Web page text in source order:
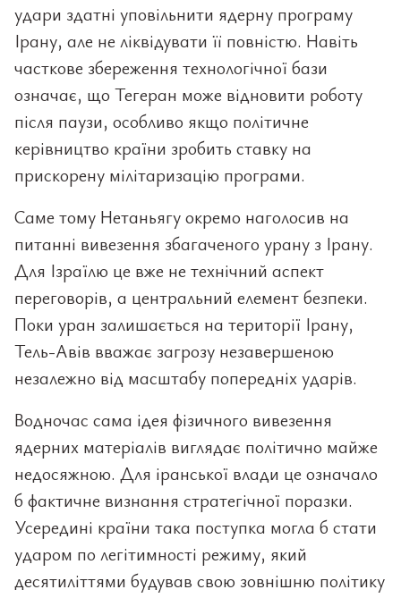
удари здатні уповільнити ядерну програму
Ірану, але не ліквідувати її повністю. Навіть
часткове збереження технологічної бази
означає, що Тегеран може відновити роботу
після паузи, особливо якщо політичне
керівництво країни зробить ставку на
прискорену мілітаризацію програми.
Саме тому Нетаньягу окремо наголосив на
питанні вивезення збагаченого урану з Ірану.
Для Ізраїлю це вже не технічний аспект
переговорів, а центральний елемент безпеки.
Поки уран залишається на території Ірану,
Тель-Авів вважає загрозу незавершеною
незалежно від масштабу попередніх ударів.
Водночас сама ідея фізичного вивезення
ядерних матеріалів виглядає політично майже
недосяжною. Для іранської влади це означало
б фактичне визнання стратегічної поразки.
Усередині країни така поступка могла б стати
ударом по легітимності режиму, який
десятиліттями будував свою зовнішню політику